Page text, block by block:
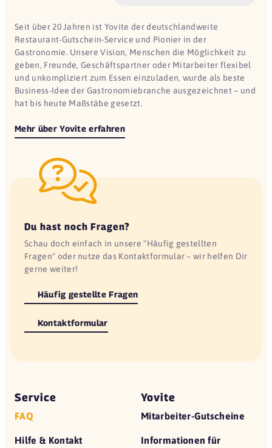
Seit über 20 Jahren ist Yovite der deutschlandweite
Restaurant-Gutschein-Service und Pionier in der
Gastronomie. Unsere Vision, Menschen die Möglichkeit zu
geben, Freunde, Geschäftspartner oder Mitarbeiter flexibel
und unkompliziert zum Essen einzuladen, wurde als beste
Business-Idee der Gastronomiebranche ausgezeichnet – und
hat bis heute Maßstäbe gesetzt.
Mehr über Yovite erfahren
Du hast noch Fragen?
Schau doch einfach in unsere "Häufig gestellten
Fragen" oder nutze das Kontaktformular – wir helfen Dir
gerne weiter!
Häufig gestellte Fragen
Kontaktformular
Service
FAQ
Hilfe & Kontakt
Yovite
Mitarbeiter-Gutscheine
Informationen für